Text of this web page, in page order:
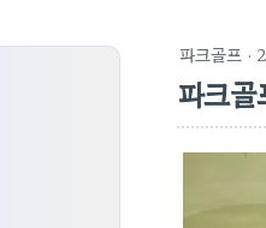
파크골프 ·
파크